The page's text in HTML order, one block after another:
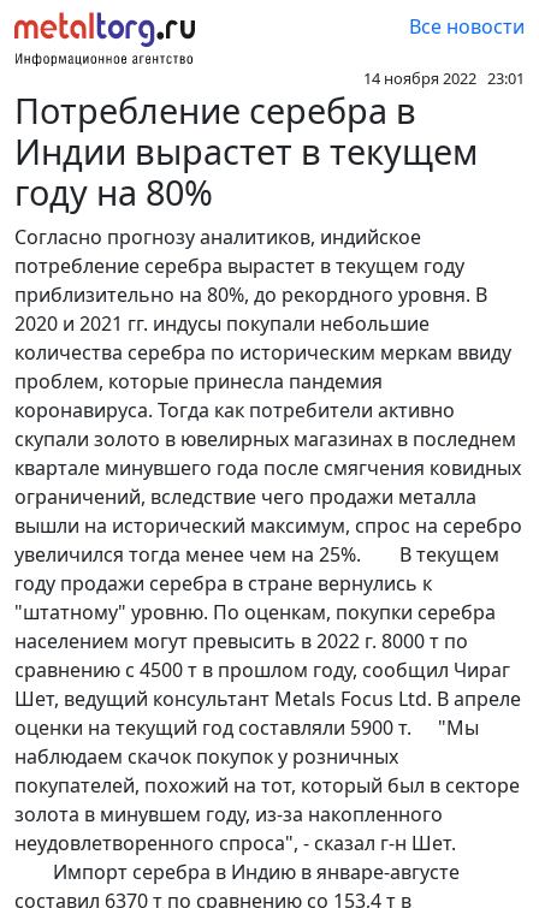
Все новости
14 ноября 2022 23:01
Потребление серебра в
Индии вырастет в текущем
году на 80%
Согласно прогнозу аналитиков, индийское
потребление серебра вырастет в текущем году
приблизительно на 80%, до рекордного уровня. В
2020 и 2021 гг. индусы покупали небольшие
количества серебра по историческим меркам ввиду
проблем, которые принесла пандемия
коронавируса. Тогда как потребители активно
скупали золото в ювелирных магазинах в последнем
квартале минувшего года после смягчения ковидных
ограничений, вследствие чего продажи металла
вышли на исторический максимум, спрос на серебро
увеличился тогда менее чем на 25%.
В текущем
году продажи серебра в стране вернулись к
"штатному" уровню. По оценкам, покупки серебра
населением могут превысить в 2022 г. 8000 т по
сравнению с 4500 т в прошлом году, сообщил Чираг
Шет, ведущий консультант Metals Focus Ltd. В апреле
оценки на текущий год составляли 5900 т.
"Мы
наблюдаем скачок покупок у розничных
покупателей, похожий на тот, который был в секторе
золота в минувшем году, из-за накопленного
неудовлетворенного спроса", - сказал г-н Шет.
Импорт серебра в Индию в январе-августе
составил 6370 т по сравнению со 153,4 т в